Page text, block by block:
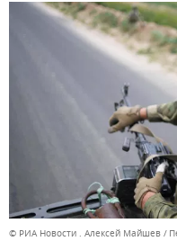
© РИА Новости . Алексей Майшев